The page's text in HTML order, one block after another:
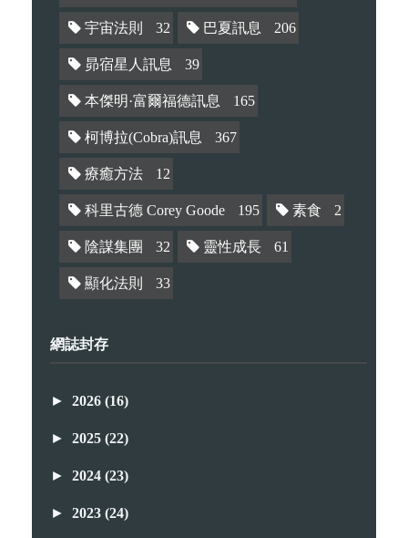
宇宙法則 32 巴夏訊息 206
昴宿星人訊息 39
本傑明·富爾福德訊息 165
柯博拉(Cobra)訊息 367
療癒方法 12
科里古德 Corey Goode 195 素食 2
陰謀集團 32 靈性成長 61
顯化法則 33
網誌封存
► 2026 (16)
► 2025 (22)
► 2024 (23)
► 2023 (24)